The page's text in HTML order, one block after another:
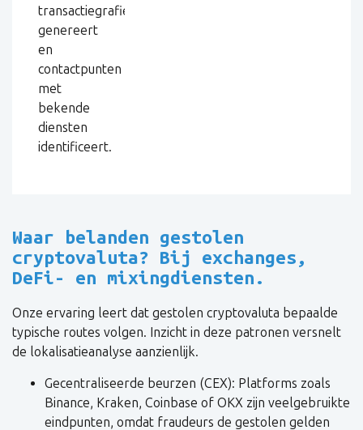
transactiegrafieken
genereert
en
contactpunten
met
bekende
diensten
identificeert.
Waar belanden gestolen
cryptovaluta? Bij exchanges,
DeFi- en mixingdiensten.
Onze ervaring leert dat gestolen cryptovaluta bepaalde
typische routes volgen. Inzicht in deze patronen versnelt
de lokalisatieanalyse aanzienlijk.
Gecentraliseerde beurzen (CEX): Platforms zoals
Binance, Kraken, Coinbase of OKX zijn veelgebruikte
eindpunten, omdat fraudeurs de gestolen gelden